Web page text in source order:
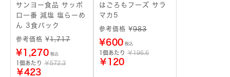
サンヨー食品 サッポ
ロ一番 減塩 塩らーめ
ん 3食パック
参考価格 ¥1,717
¥1,270 税込
1個あたり ￥572.3
￥423
はごろもフーズ サラ
マカ5
参考価格 ¥983
¥600 税込
1個あたり ￥196.6
￥120